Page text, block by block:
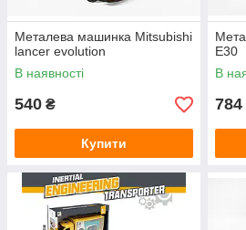
Металева машинка Mitsubishi
lancer evolution
В наявності
540 ₴
Купити
E30
В
784